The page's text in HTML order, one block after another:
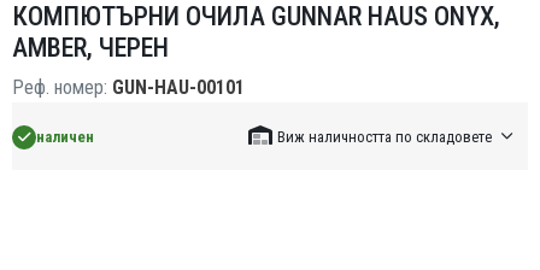
КОМПЮТЪРНИ ОЧИЛА GUNNAR HAUS ONYX,
AMBER, ЧЕРЕН
Реф. номер: GUN-HAU-00101
наличен Виж наличността по складовете